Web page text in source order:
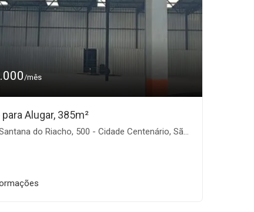
/mês
para Alugar, 385m²
do Riacho, 500 - Cidade Centenário, São Paulo-SP